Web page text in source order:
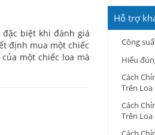
biệt khi đánh giá
định mua một chiếc
một chiếc loa mà
Hỗ trợ
Công
Hiểu
Cách
Trên
Cách
Trên